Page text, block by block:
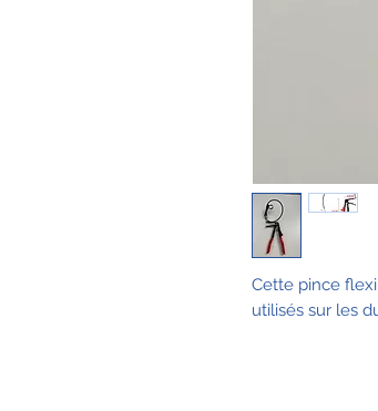
Cette pince
utilisés sur les